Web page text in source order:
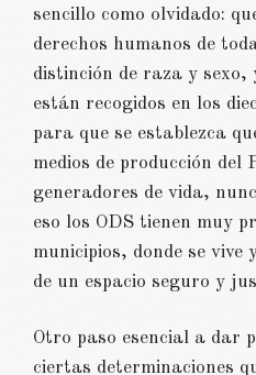
sencillo como olvidado:
derechos humanos de
distinción de raza y sexo,
están recogidos en los
para que se establezca
medios de producción del
generadores de vida,
eso los ODS tienen muy
municipios, donde se vive
de un espacio seguro y
Otro paso esencial a dar
ciertas determinaciones